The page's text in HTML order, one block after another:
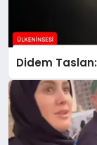
Didem